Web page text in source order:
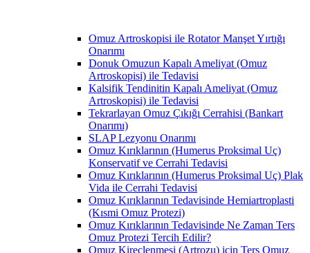
Omuz Artroskopisi ile Rotator Manşet Yırtığı
Onarımı
Donuk Omuzun Kapalı Ameliyat (Omuz
Artroskopisi) ile Tedavisi
Kalsifik Tendinitin Kapalı Ameliyat (Omuz
Artroskopisi) ile Tedavisi
Tekrarlayan Omuz Çıkığı Cerrahisi (Bankart
Onarımı)
SLAP Lezyonu Onarımı
Omuz Kırıklarının (Humerus Proksimal Uç)
Konservatif ve Cerrahi Tedavisi
Omuz Kırıklarının (Humerus Proksimal Uç) Plak
Vida ile Cerrahi Tedavisi
Omuz Kırıklarının Tedavisinde Hemiartroplasti
(Kısmi Omuz Protezi)
Omuz Kırıklarının Tedavisinde Ne Zaman Ters
Omuz Protezi Tercih Edilir?
Omuz Kireçlenmesi (Artrozu) için Ters Omuz